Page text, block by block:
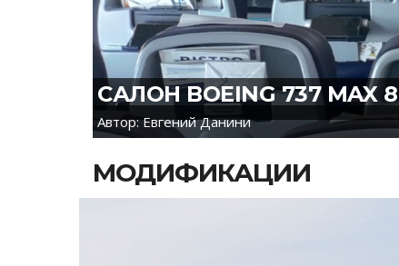
САЛОН BOEING 737
Автор: Евгений Данини
МОДИФИКАЦИИ